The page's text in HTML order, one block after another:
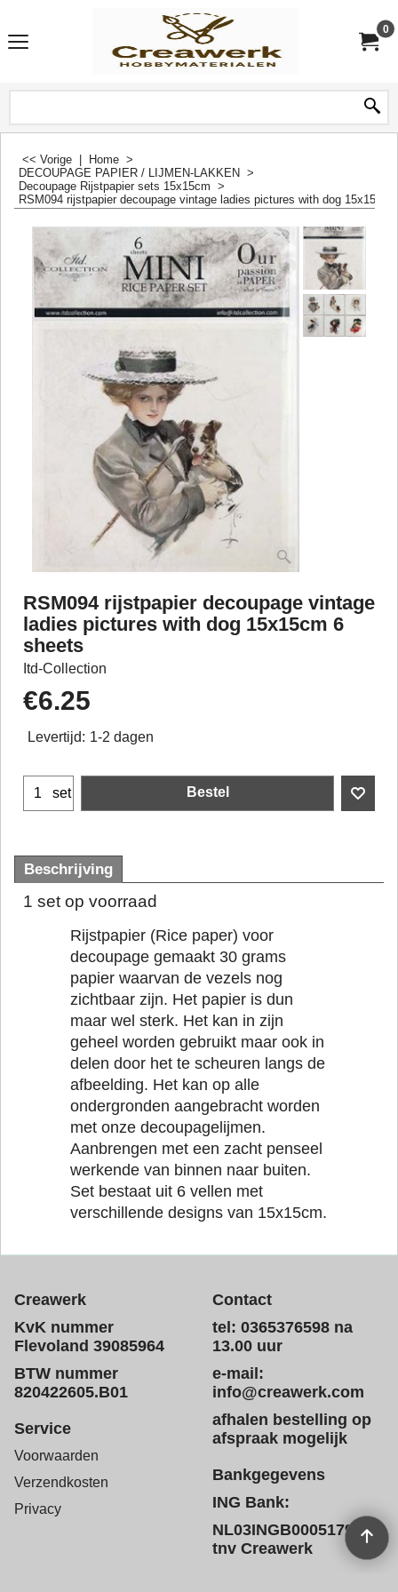
0
<< Vorige Home >
DECOUPAGE PAPIER / LIJMEN-LAKKEN >
Decoupage Rijstpapier sets 15x15cm >
RSM094 rijstpapier decoupage vintage ladies pictures with dog 15x15cm
RSM094 rijstpapier decoupage vintage
ladies pictures with dog 15x15cm 6
sheets
Itd-Collection
€6.25
Levertijd: 1-2 dagen
set Bestel
Beschrijving
1 set op voorraad
Rijstpapier (Rice paper) voor
decoupage gemaakt 30 grams
papier waarvan de vezels nog
zichtbaar zijn. Het papier is dun
maar wel sterk. Het kan in zijn
geheel worden gebruikt maar ook in
delen door het te scheuren langs de
afbeelding. Het kan op alle
ondergronden aangebracht worden
met onze decoupagelijmen.
Aanbrengen met een zacht penseel
werkende van binnen naar buiten.
Set bestaat uit 6 vellen met
verschillende designs van 15x15cm.
Creawerk
KvK nummer
Flevoland 39085964
BTW nummer
820422605.B01
Contact
tel: 0365376598 na
13.00 uur
e-mail:
info@creawerk.com
afhalen bestelling op
afspraak mogelijk
Service
Voorwaarden
Verzendkosten
Privacy
Bankgegevens
ING Bank:
NL03INGB0005179572
tnv Creawerk